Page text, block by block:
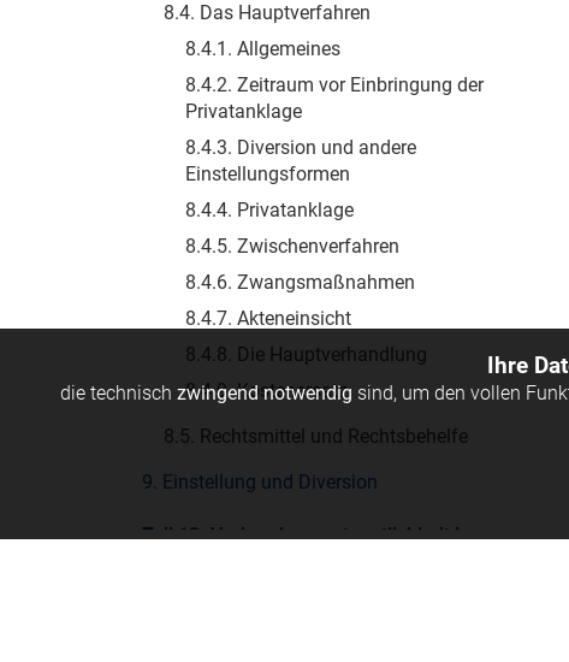
8.4. Das Hauptverfahren
8.4.1. Allgemeines
8.4.2. Zeitraum vor Einbringung der
Privatanklage
8.4.3. Diversion und andere
Einstellungsformen
8.4.4. Privatanklage
8.4.5. Zwischenverfahren
8.4.6. Zwangsmaßnahmen
8.4.7. Akteneinsicht
8.4.8. Die Hauptverhandlung
8.4.9. Kostenersatz
8.5. Rechtsmittel und Rechtsbehelfe
9. Einstellung und Diversion
Teil 13: Verbandsverantwortlichkeit im
Ihre
die technisch zwingend notwendig sind, um den vollen